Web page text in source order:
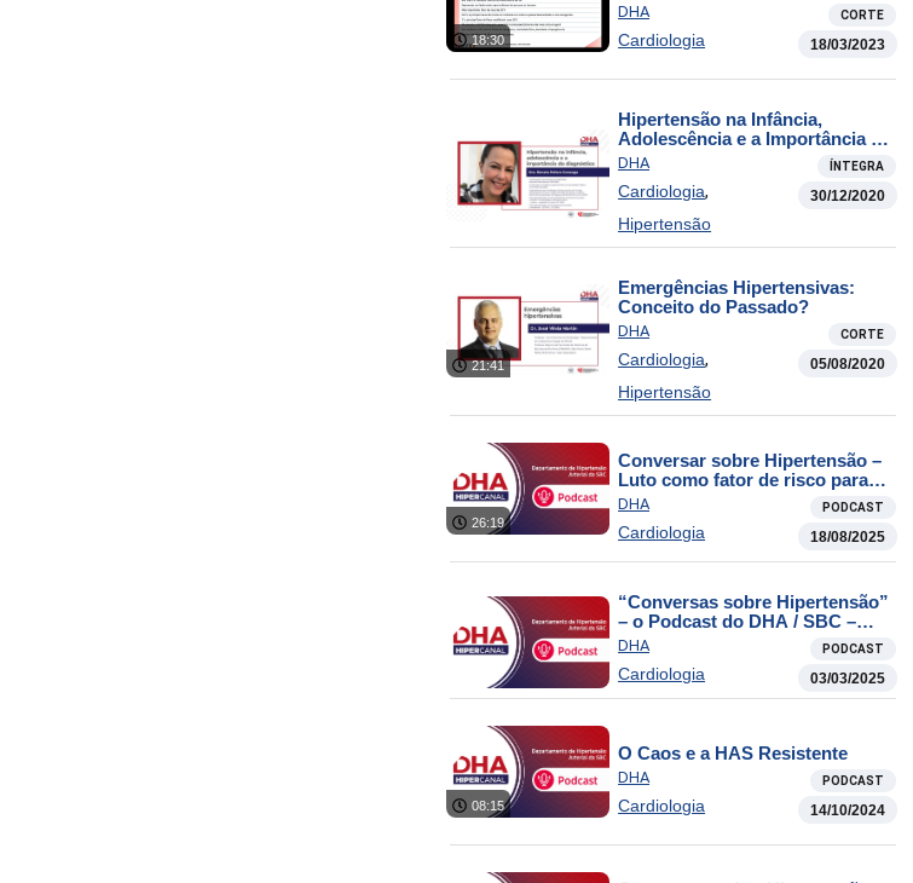
18:30
DHA CORTE
Cardiologia 18/03/2023
Hipertensão na Infância,
Adolescência e a Importância do
Diagnóstico
DHA ÍNTEGRA
Cardiologia,
Hipertensão
30/12/2020
21:41
Emergências Hipertensivas:
Conceito do Passado?
DHA CORTE
Cardiologia,
Hipertensão
05/08/2020
26:19
Conversar sobre Hipertensão –
Luto como fator de risco para
doença cardiovascular
DHA PODCAST
Cardiologia 18/08/2025
“Conversas sobre Hipertensão”
– o Podcast do DHA / SBC –
Sonolência diurna e incidência
de novos casos de hipertensão
DHA PODCAST
Cardiologia 03/03/2025
08:15
O Caos e a HAS Resistente
DHA PODCAST
Cardiologia 14/10/2024